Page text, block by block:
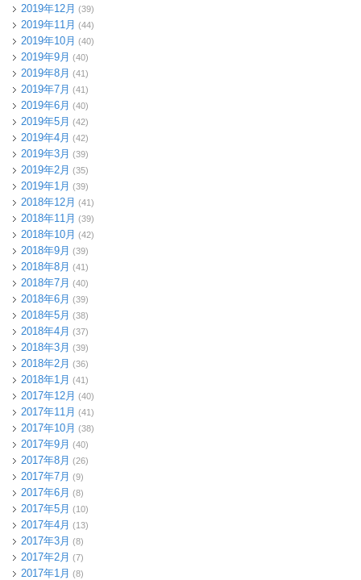
2019年12月 (39)
2019年11月 (44)
2019年10月 (40)
2019年9月 (40)
2019年8月 (41)
2019年7月 (41)
2019年6月 (40)
2019年5月 (42)
2019年4月 (42)
2019年3月 (39)
2019年2月 (35)
2019年1月 (39)
2018年12月 (41)
2018年11月 (39)
2018年10月 (42)
2018年9月 (39)
2018年8月 (41)
2018年7月 (40)
2018年6月 (39)
2018年5月 (38)
2018年4月 (37)
2018年3月 (39)
2018年2月 (36)
2018年1月 (41)
2017年12月 (40)
2017年11月 (41)
2017年10月 (38)
2017年9月 (40)
2017年8月 (26)
2017年7月 (9)
2017年6月 (8)
2017年5月 (10)
2017年4月 (13)
2017年3月 (8)
2017年2月 (7)
2017年1月 (8)